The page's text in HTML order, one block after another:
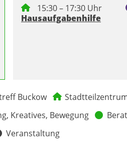
15:30 – 17:30 Uhr
Hausaufgabenhilfe
Buckow
Kreatives, Bewegung
Veranstaltung